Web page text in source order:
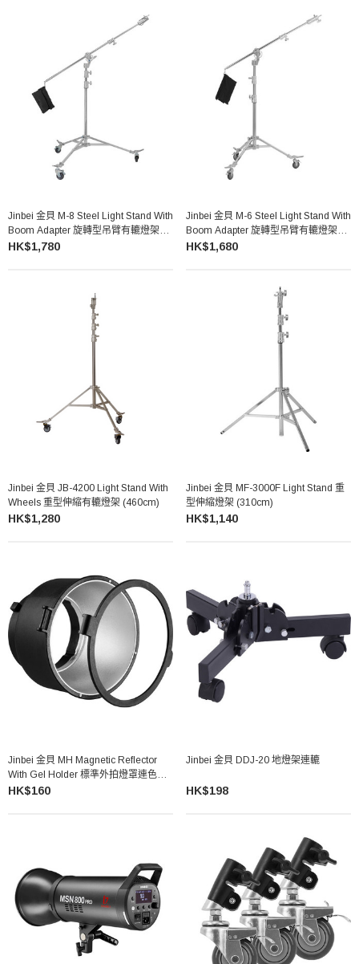
Jinbei 金貝 M-8 Steel Light Stand With
Boom Adapter 旋轉型吊臂有轆燈架
(530cm)
HK$1,780
Jinbei 金貝 M-6 Steel Light Stand With
Boom Adapter 旋轉型吊臂有轆燈架
(408cm)
HK$1,680
Jinbei 金貝 JB-4200 Light Stand With
Wheels 重型伸縮有轆燈架 (460cm)
HK$1,280
Jinbei 金貝 MF-3000F Light Stand 重
型伸縮燈架 (310cm)
HK$1,140
Jinbei 金貝 MH Magnetic Reflector
With Gel Holder 標準外拍燈罩連色片
及夾
HK$160
Jinbei 金貝 DDJ-20 地燈架連轆
HK$198